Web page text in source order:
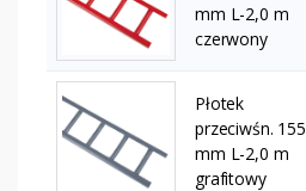
mm L-2,0 m
czerwony
Płotek
przeciwśn. 155
mm L-2,0 m
grafitowy